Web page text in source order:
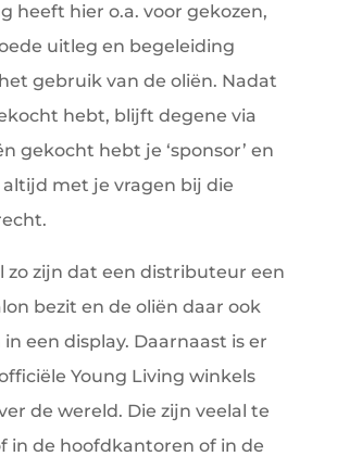
heeft hier o.a. voor gekozen,
uitleg en begeleiding
gebruik van de oliën. Nadat
hebt, blijft degene via
gekocht hebt je ‘sponsor’ en
met je vragen bij die
zo zijn dat een distributeur een
bezit en de oliën daar ook
een display. Daarnaast is er
Young Living winkels
de wereld. Die zijn veelal te
in de hoofdkantoren of in de